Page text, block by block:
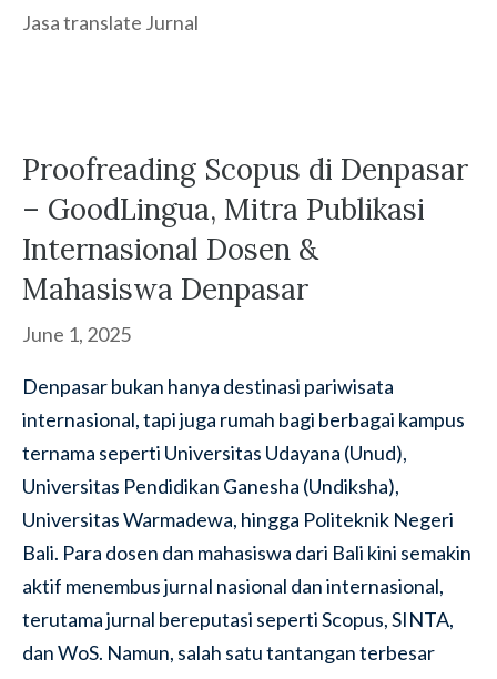
Jasa translate Jurnal
Proofreading Scopus di Denpasar
– GoodLingua, Mitra Publikasi
Internasional Dosen &
Mahasiswa Denpasar
June 1, 2025
Denpasar bukan hanya destinasi pariwisata
internasional, tapi juga rumah bagi berbagai kampus
ternama seperti Universitas Udayana (Unud),
Universitas Pendidikan Ganesha (Undiksha),
Universitas Warmadewa, hingga Politeknik Negeri
Bali. Para dosen dan mahasiswa dari Bali kini semakin
aktif menembus jurnal nasional dan internasional,
terutama jurnal bereputasi seperti Scopus, SINTA,
dan WoS. Namun, salah satu tantangan terbesar